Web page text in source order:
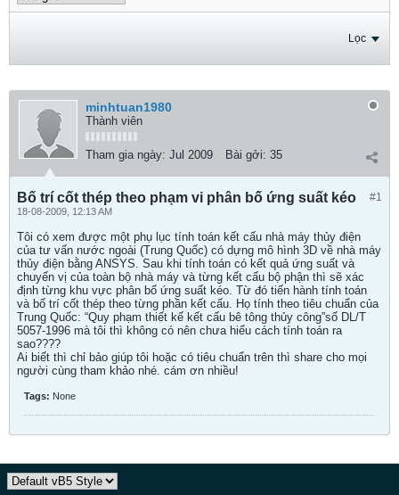
Lọc
minhtuan1980
Thành viên
Tham gia ngày: Jul 2009 Bài gởi: 35
#1
Bố trí cốt thép theo phạm vi phân bố ứng suất kéo
18-08-2009, 12:13 AM
Tôi có xem được một phụ lục tính toán kết cấu nhà máy thủy điện
của tư vấn nước ngoài (Trung Quốc) có dựng mô hình 3D về nhà máy
thủy điện bằng ANSYS. Sau khi tính toán có kết quả ứng suất và
chuyển vị của toàn bộ nhà máy và từng kết cấu bộ phận thì sẽ xác
định từng khu vực phân bố ứng suất kéo. Từ đó tiến hành tính toán
và bố trí cốt thép theo từng phần kết cấu. Họ tính theo tiêu chuẩn của
Trung Quốc: “Quy phạm thiết kế kết cấu bê tông thủy công”số DL/T
5057-1996 mà tôi thì không có nên chưa hiểu cách tính toán ra
sao????
Ai biết thì chỉ bảo giúp tôi hoặc có tiêu chuẩn trên thì share cho mọi
người cùng tham khảo nhé. cám ơn nhiều!
Tags: None